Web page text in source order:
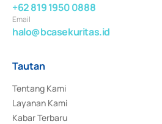
+62 819 1950 0888
Email
halo@bcasekuritas.id
Tautan
Tentang Kami
Layanan Kami
Kabar Terbaru